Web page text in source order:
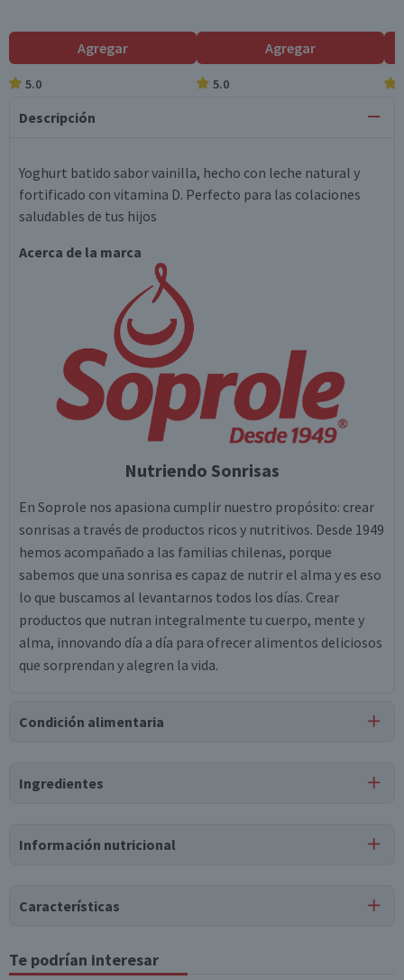
Agregar
5.0
Agregar
5.0
Descripción
Yoghurt batido sabor vainilla, hecho con leche natural y
fortificado con vitamina D. Perfecto para las colaciones
saludables de tus hijos
Acerca de la marca
Nutriendo Sonrisas
En Soprole nos apasiona cumplir nuestro propósito: crear
sonrisas a través de productos ricos y nutritivos. Desde 1949
hemos acompañado a las familias chilenas, porque
sabemos que una sonrisa es capaz de nutrir el alma y es eso
lo que buscamos al levantarnos todos los días. Crear
productos que nutran integralmente tu cuerpo, mente y
alma, innovando día a día para ofrecer alimentos deliciosos
que sorprendan y alegren la vida.
Condición alimentaria
Ingredientes
potasio, cepa de yoghurt (l. bulgaricus), cepa de yoghurt (s.
maltodextrina, vitamina d3.
Información nutricional
Tabla nutricional
medios
Características
Tipo de Producto
Yoghurt Batido
Te podrían interesar